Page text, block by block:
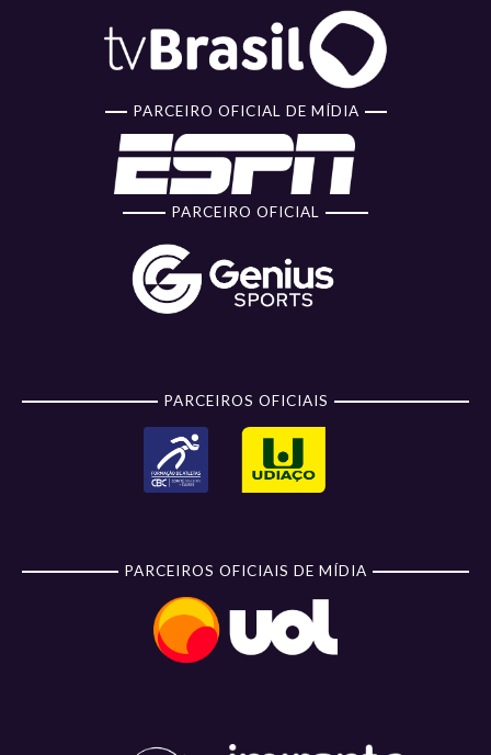
PARCEIRO OFICIAL DE MÍDIA
PARCEIRO OFICIAL
PARCEIROS OFICIAIS
PARCEIROS OFICIAIS DE MÍDIA